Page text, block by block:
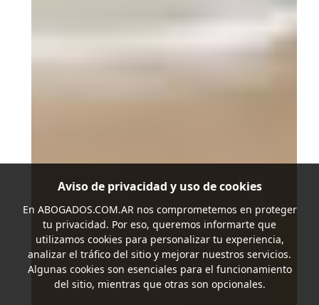
Aviso de privacidad y uso de cookies
En ABOGADOS.COM.ARnos comprometemos en proteger
tu privacidad. Por eso, queremos informarte que
utilizamos cookies para personalizar tu experiencia,
analizar el tráfico del sitio y mejorar nuestros servicios.
Algunas cookies son esenciales para el funcionamiento
del sitio, mientras que otras son opcionales.